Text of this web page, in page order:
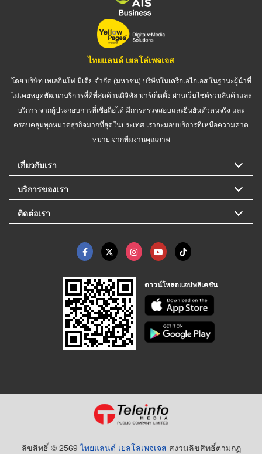
ไทยแลนด์ เยลโล่เพจเจส
โดย บริษัท เทเลอินโฟ มีเดีย จำกัด (มหาชน) บริษัทในเครือเอไอเอส ในฐานะผู้นำที่
ไม่เคยหยุดพัฒนาบริการที่ดีที่สุดด้านดิจิทัล มาร์เก็ตติ้ง ผ่านเว็บไซต์รวมสินค้าและ
บริการ จากผู้ประกอบการที่เชื่อถือได้ มีการตรวจสอบและยืนยันตัวตนจริง และ
ครอบคลุมทุกหมวดธุรกิจมากที่สุดในประเทศ เราจะมอบบริการที่เหนือความคาด
หมาย จากทีมงานคุณภาพ
เกี่ยวกับเรา
บริการของเรา
ติดต่อเรา
ดาวน์โหลดแอปพลิเคชัน
ลิขสิทธิ์ © 2569ไทยแลนด์ เยลโล่เพจเจส สงวนลิขสิทธิ์ตามกฏ